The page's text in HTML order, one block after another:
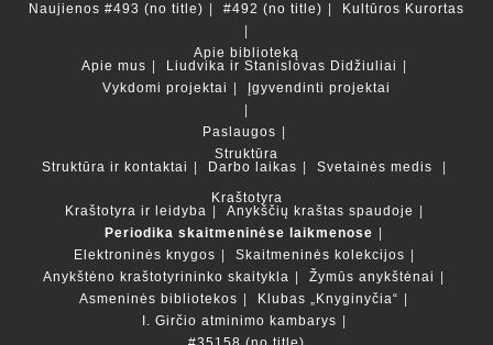
Naujienos #493 (no title) #492 (no title) Kultūros Kurortas
Apie biblioteką
Apie mus
Liudvika ir Stanislovas Didžiuliai
Vykdomi projektai
Įgyvendinti projektai
Paslaugos
Struktūra
Struktūra ir kontaktai
Darbo laikas
Svetainės medis
Kraštotyra
Kraštotyra ir leidyba
Anykščių kraštas spaudoje
Periodika skaitmeninėse laikmenose
Elektroninės knygos
Skaitmeninės kolekcijos
Anykštėno kraštotyrininko skaitykla
Žymūs anykštėnai
Asmeninės bibliotekos
Klubas „Knyginyčia“
I. Girčio atminimo kambarys